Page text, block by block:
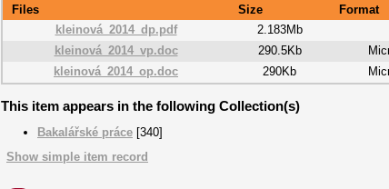
Files Size Format
kleinová_2014_dp.pdf
2.183Mb
kleinová_2014_vp.doc
290.5Kb
kleinová_2014_op.doc
290Kb
This item appears in the following Collection(s)
Bakalářské práce [340]
Show simple item record